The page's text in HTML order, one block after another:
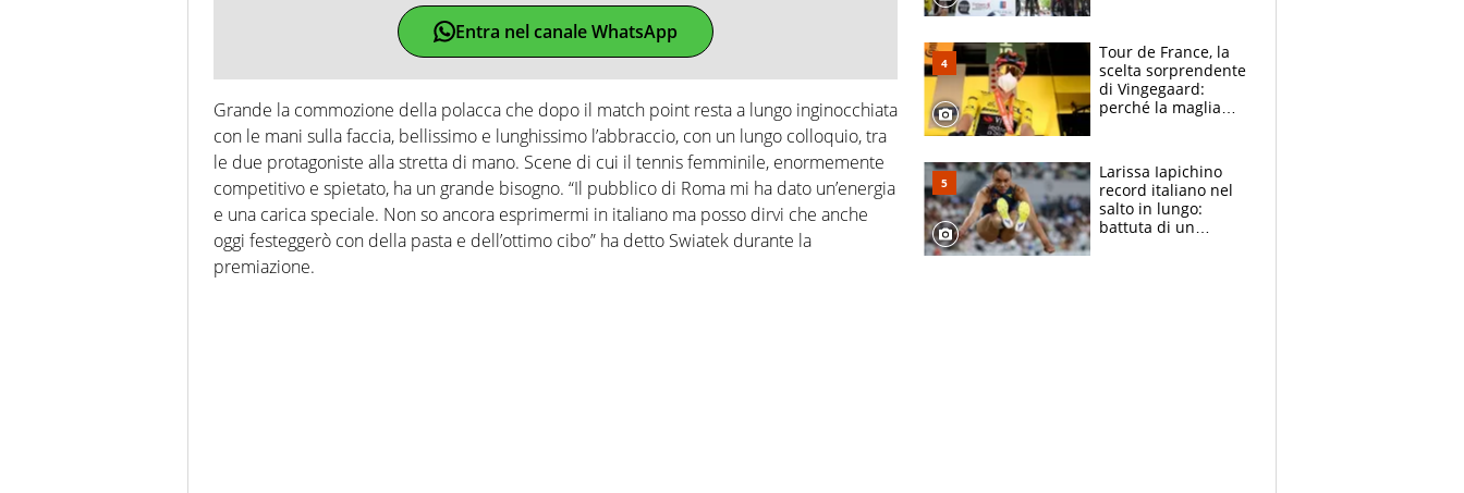
Entra nel canale WhatsApp
Grande la commozione della polacca che dopo il match point resta a lungo inginocchiata
con le mani sulla faccia, bellissimo e lunghissimo l’abbraccio, con un lungo colloquio, tra
le due protagoniste alla stretta di mano. Scene di cui il tennis femminile, enormemente
competitivo e spietato, ha un grande bisogno. “Il pubblico di Roma mi ha dato un’energia
e una carica speciale. Non so ancora esprimermi in italiano ma posso dirvi che anche
oggi festeggerò con della pasta e dell’ottimo cibo” ha detto Swiatek durante la
premiazione.
compagni
Tour de France, la
scelta sorprendente
di Vingegaard:
perché la maglia
rischio da evitare
Larissa Iapichino
record italiano nel
salto in lungo:
battuta di un